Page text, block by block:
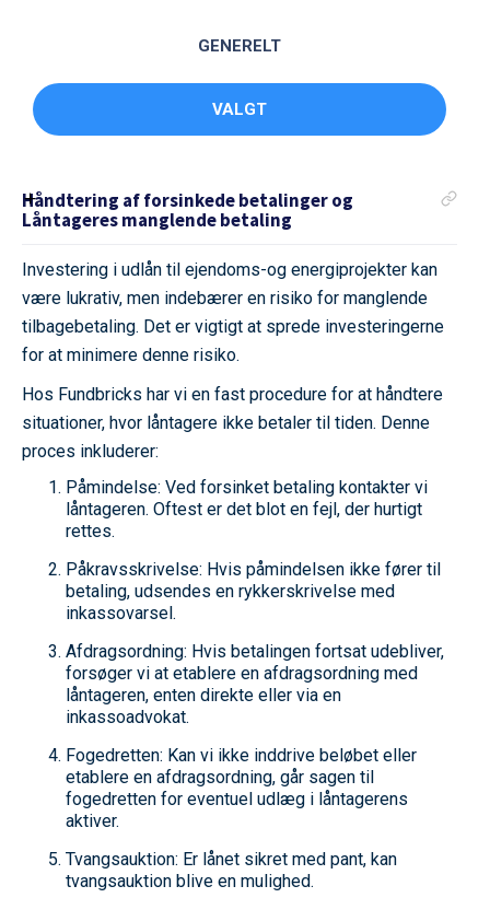
GENERELT
VALGT
Håndtering af forsinkede betalinger og
Låntageres manglende betaling
Investering i udlån til ejendoms-og energiprojekter kan
være lukrativ, men indebærer en risiko for manglende
tilbagebetaling. Det er vigtigt at sprede investeringerne
for at minimere denne risiko.
Hos Fundbricks har vi en fast procedure for at håndtere
situationer, hvor låntagere ikke betaler til tiden. Denne
proces inkluderer:
Påmindelse: Ved forsinket betaling kontakter vi
låntageren. Oftest er det blot en fejl, der hurtigt
rettes.
Påkravsskrivelse: Hvis påmindelsen ikke fører til
betaling, udsendes en rykkerskrivelse med
inkassovarsel.
Afdragsordning: Hvis betalingen fortsat udebliver,
forsøger vi at etablere en afdragsordning med
låntageren, enten direkte eller via en
inkassoadvokat.
Fogedretten: Kan vi ikke inddrive beløbet eller
etablere en afdragsordning, går sagen til
fogedretten for eventuel udlæg i låntagerens
aktiver.
Tvangsauktion: Er lånet sikret med pant, kan
tvangsauktion blive en mulighed.